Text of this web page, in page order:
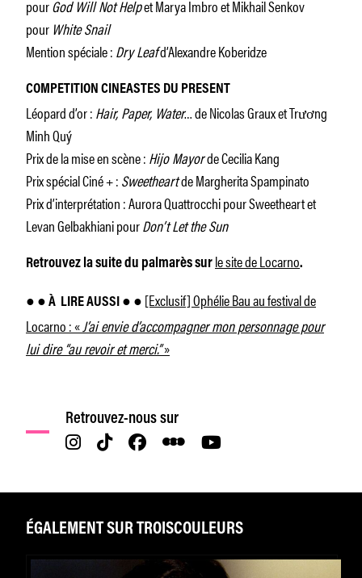
pourGod Will Not Helpet Marya Imbro et Mikhail Senkov
pourWhite Snail
Mention spéciale :Dry Leafd’Alexandre Koberidze
COMPETITION CINEASTES DU PRESENT
Léopard d’or :Hair, Paper, Water… de Nicolas Graux et Trương
Minh Quý
Prix de la mise en scène :Hijo Mayorde Cecilia Kang
Prix spécial Ciné + :Sweetheartde Margherita Spampinato
Prix d’interprétation : Aurora Quattrocchi pour Sweetheart et
Levan Gelbakhiani pourDon’t Let the Sun
Retrouvez la suite du palmarès sur le site de Locarno.
● ● À LIRE AUSSI ● ● [Exclusif] Ophélie Bau au festival de
Locarno : «J’ai envie d’accompagner mon personnage pour
lui dire “au revoir et merci.”»
Retrouvez-nous sur
ÉGALEMENT SUR TROISCOULEURS